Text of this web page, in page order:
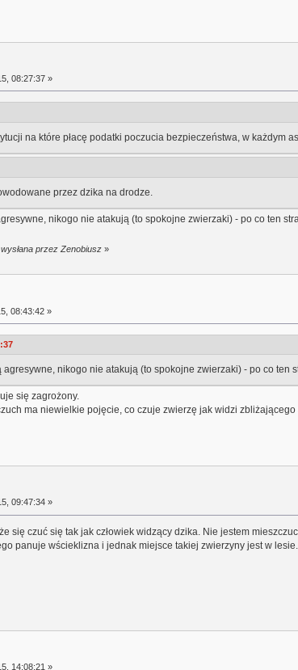
08:27:37 »
na które płacę podatki poczucia bezpieczeństwa, w każdym
przez dzika na drodze.
nikogo nie atakują (to spokojne zwierzaki) - po co ten
przez Zenobiusz»
08:43:42 »
nikogo nie atakują (to spokojne zwierzaki) - po co ten
się zagrożony.
ma niewielkie pojęcie, co czuje zwierzę jak widzi zbliżającego
09:47:34 »
się czuć się tak jak człowiek widzący dzika. Nie jestem
panuje wścieklizna i jednak miejsce takiej zwierzyny jest w lesie.
14:08:21 »